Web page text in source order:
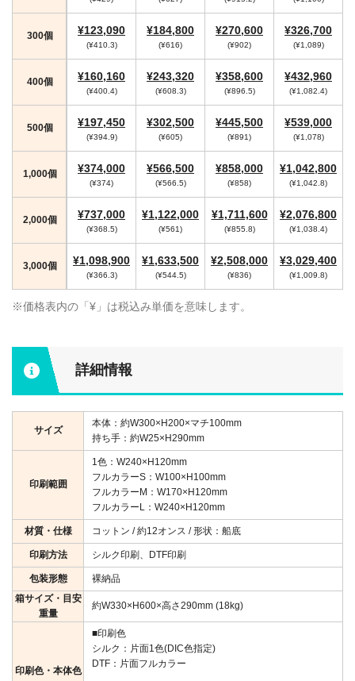
300個 ¥123,090
(¥410.3)
¥184,800
(¥616)
¥270,600
(¥902)
¥326,700
(¥1,089)
400個 ¥160,160
(¥400.4)
¥243,320
(¥608.3)
¥358,600
(¥896.5)
¥432,960
(¥1,082.4)
500個 ¥197,450
(¥394.9)
¥302,500
(¥605)
¥445,500
(¥891)
¥539,000
(¥1,078)
1,000個 ¥374,000
(¥374)
¥566,500
(¥566.5)
¥858,000
(¥858)
¥1,042,800
(¥1,042.8)
2,000個 ¥737,000
(¥368.5)
¥1,122,000
(¥561)
¥1,711,600
(¥855.8)
¥2,076,800
(¥1,038.4)
3,000個 ¥1,098,900
(¥366.3)
¥1,633,500
(¥544.5)
¥2,508,000
(¥836)
¥3,029,400
(¥1,009.8)
※価格表内の「¥」は税込み単価を意味します。
詳細情報
サイズ
本体：約W300×H200×マチ100mm
持ち手：約W25×H290mm
印刷範囲
1色：W240×H120mm
フルカラーS：W100×H100mm
フルカラーM：W170×H120mm
フルカラーL：W240×H120mm
材質・仕様 コットン / 約12オンス / 形状：船底
印刷方法 シルク印刷、DTF印刷
包装形態
裸納品
箱サイズ・目安
重量
約W330×H600×高さ290mm (18kg)
印刷色・本体色
■印刷色
シルク：片面1色(DIC色指定)
DTF：片面フルカラー